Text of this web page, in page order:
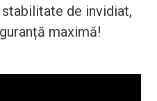
de invidiat,
maximă!